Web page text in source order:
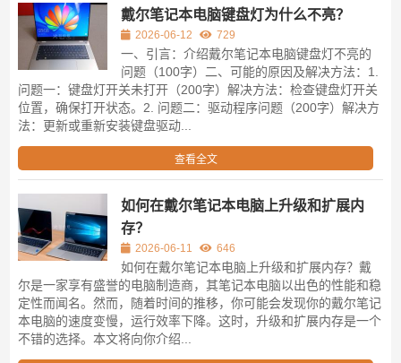
戴尔笔记本电脑键盘灯为什么不亮？
2026-06-12 729
一、引言：介绍戴尔笔记本电脑键盘灯不亮的
问题（100字）二、可能的原因及解决方法：1.
问题一：键盘灯开关未打开（200字）解决方法：检查键盘灯开关
位置，确保打开状态。2. 问题二：驱动程序问题（200字）解决方
法：更新或重新安装键盘驱动...
查看全文
如何在戴尔笔记本电脑上升级和扩展内
存？
2026-06-11 646
如何在戴尔笔记本电脑上升级和扩展内存？戴
尔是一家享有盛誉的电脑制造商，其笔记本电脑以出色的性能和稳
定性而闻名。然而，随着时间的推移，你可能会发现你的戴尔笔记
本电脑的速度变慢，运行效率下降。这时，升级和扩展内存是一个
不错的选择。本文将向你介绍...